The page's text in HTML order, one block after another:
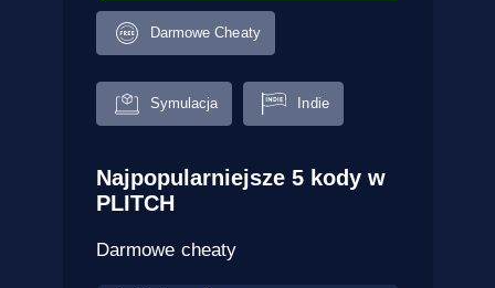
Darmowe Cheaty
Symulacja Indie
Najpopularniejsze 5 kody w
PLITCH
Darmowe cheaty